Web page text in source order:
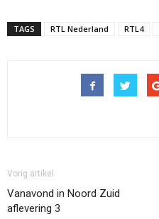
TAGS RTL Nederland RTL4
Vorig artikel
Vanavond in Noord Zuid
aflevering 3